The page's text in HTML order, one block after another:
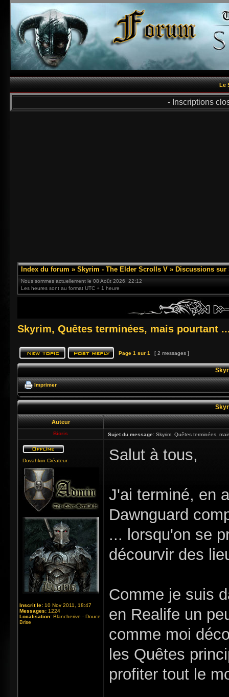
Le
- Inscriptions
Index du forum » Skyrim - The Elder Scrolls V » Discussions sur
Nous sommes actuellement le 08 Août 2026, 22:12
Les heures sont au format UTC + 1 heure
Skyrim, Quêtes terminées, mais pourtant
Page 1 sur 1 [ 2 messages ]
Imprimer
Auteur
Bioris Sujet du message: Skyrim, Quêtes terminées,
Dovahkiin Créateur
Inscrit le: 10 Nov 2011, 18:47
Messages: 1224
Localisation: Blancherive - Douce
Brise
Salut à tous,
J'ai terminé, en
Dawnguard
... lorsqu'on se
décourvir des
Comme je suis
en Realife un
comme moi
les Quêtes
profiter tout le